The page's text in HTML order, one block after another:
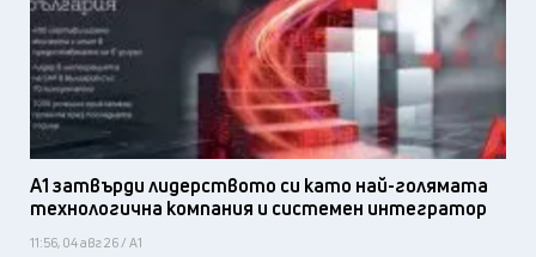
А1 затвърди лидерството си като най-голямата
технологична компания и системен интегратор
11:56, 04 авг 26 / А1